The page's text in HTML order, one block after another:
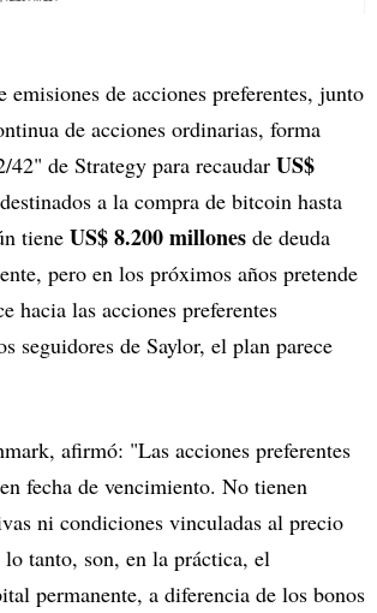
emisiones de acciones preferentes, junto
de acciones ordinarias, forma
42" de Strategy para recaudar US$
destinados a la compra de bitcoin hasta
tiene US$ 8.200 millones de deuda
pero en los próximos años pretende
hacia las acciones preferentes
seguidores de Saylor, el plan parece
afirmó: "Las acciones preferentes
fecha de vencimiento. No tienen
ni condiciones vinculadas al precio
tanto, son, en la práctica, el
permanente, a diferencia de los bonos